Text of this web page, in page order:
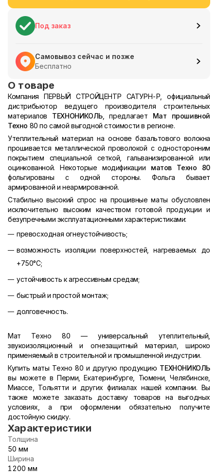
Под заказ
Самовывоз сейчас и позже
Бесплатно
О товаре
Компания ПЕРВЫЙ СТРОЙЦЕНТР САТУРН-Р, официальный
дистрибьютор ведущего производителя строительных
материалов ТЕХНОНИКОЛЬ, предлагает Мат прошивной
Техно 80 по самой выгодной стоимости в регионе.
Утеплительный материал на основе базальтового волокна
прошивается металлической проволокой с односторонним
покрытием специальной сеткой, гальванизированной или
оцинкованной. Некоторые модификации матов Техно 80
фольгированы с одной стороны. Фольга бывает
армированной и неармированной.
Стабильно высокий спрос на прошивные маты обусловлен
исключительно высоким качеством готовой продукции и
безупречными эксплуатационными характеристиками:
превосходная огнеустойчивость;
возможность изоляции поверхностей, нагреваемых до
+750°С;
устойчивость к агрессивным средам;
быстрый и простой монтаж;
долговечность.
Мат Техно 80 — универсальный утеплительный,
звукоизоляционный и огнезащитный материал, широко
применяемый в строительной и промышленной индустрии.
Купить маты Техно 80 и другую продукцию ТЕХНОНИКОЛЬ
вы можете в Перми, Екатеринбурге, Тюмени, Челябинске,
Миассе, Тольятти и других филиалах нашей компании. Вы
также можете заказать доставку товаров на выгодных
условиях, а при оформлении обязательно получите
достойную скидку.
Характеристики
Толщина
50 мм
Ширина
1200 мм